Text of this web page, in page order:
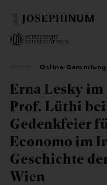
Online-Sammlung
Erna Lesky
Prof. Lüthi
Gedenkfeier
Economo im
Geschichte
Wien